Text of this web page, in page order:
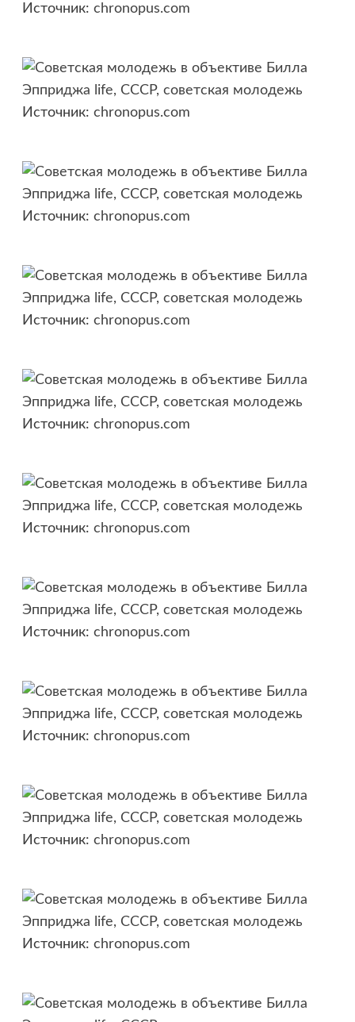
Источник: chronopus.com
Источник: chronopus.com
Источник: chronopus.com
Источник: chronopus.com
Источник: chronopus.com
Источник: chronopus.com
Источник: chronopus.com
Источник: chronopus.com
Источник: chronopus.com
Источник: chronopus.com